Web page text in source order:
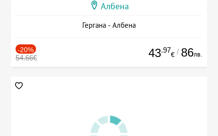
Албена
Гергана - Албена
-20%
54.66€ 43.97
€ / 86лв.